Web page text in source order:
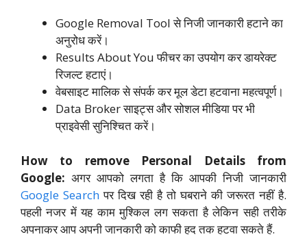
Google Removal Tool से निजी जानकारी हटाने का
अनुरोध करें।
Results About You फीचर का उपयोग कर डायरेक्ट
रिजल्ट हटाएं।
वेबसाइट मालिक से संपर्क कर मूल डेटा हटवाना महत्वपूर्ण।
Data Broker साइट्स और सोशल मीडिया पर भी
प्राइवेसी सुनिश्चित करें।
How to remove Personal Details from
Google: अगर आपको लगता है कि आपकी निजी जानकारी
Google Search पर दिख रही है तो घबराने की जरूरत नहीं है.
पहली नजर में यह काम मुश्किल लग सकता है लेकिन सही तरीके
अपनाकर आप अपनी जानकारी को काफी हद तक हटवा सकते हैं.